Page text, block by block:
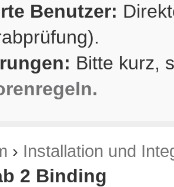
Benutzer:
Bitte kurz,
› Installation und
2 Binding